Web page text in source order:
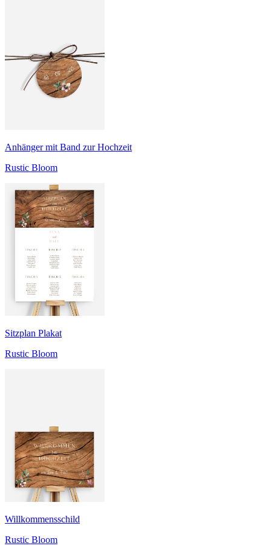
Anhänger mit Band zur Hochzeit
Rustic Bloom
Sitzplan Plakat
Rustic Bloom
Willkommensschild
Rustic Bloom